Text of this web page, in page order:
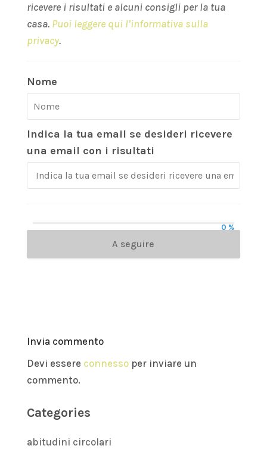
ricevere i risultati e alcuni consigli per la tua
casa. Puoi leggere qui l’informativa sulla
privacy.
Nome
Indica la tua email se desideri ricevere
una email con i risultati
0 %
A seguire
Invia commento
Devi essere connessoper inviare un
commento.
Categories
abitudini circolari